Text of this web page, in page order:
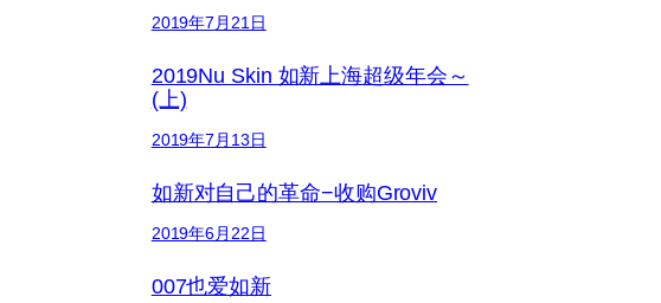
2019年7月21日
2019Nu Skin 如新上海超级年会～
(上)
2019年7月13日
如新对自己的革命−收购Groviv
2019年6月22日
007也爱如新